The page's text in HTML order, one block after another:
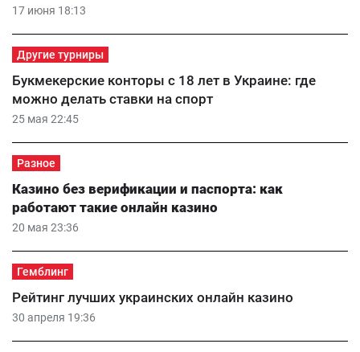
17 июня 18:13
Другие турниры
25 мая 22:45
Букмекерские конторы с 18 лет в Украине: где
можно делать ставки на спорт
Разное
20 мая 23:36
Казино без верификации и паспорта: как
работают такие онлайн казино
Гемблинг
30 апреля 19:36
Рейтинг лучших украинских онлайн казино